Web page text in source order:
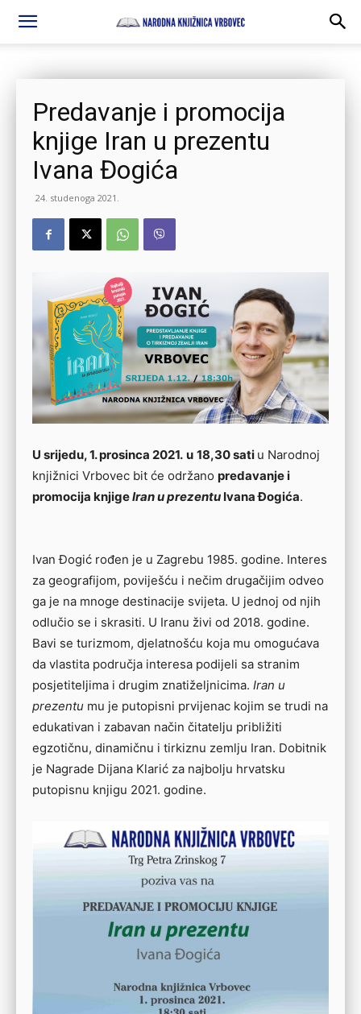
Predavanje i promocija
knjige Iran u prezentu
Ivana Đogića
24. studenoga 2021.
U srijedu, 1. prosinca 2021. u 18,30 sati u Narodnoj
knjižnici Vrbovec bit će održano predavanje i
promocija knjigeIran u prezentu Ivana Đogića.
Ivan Đogić rođen je u Zagrebu 1985. godine. Interes
za geografijom, poviješću i nečim drugačijim odveo
ga je na mnoge destinacije svijeta. U jednoj od njih
odlučio se i skrasiti. U Iranu živi od 2018. godine.
Bavi se turizmom, djelatnošću koja mu omogućava
da vlastita područja interesa podijeli sa stranim
posjetiteljima i drugim znatiželjnicima. Iran u
prezentu mu je putopisni prvijenac kojim se trudi na
edukativan i zabavan način čitatelju približiti
egzotičnu, dinamičnu i tirkiznu zemlju Iran. Dobitnik
je Nagrade Dijana Klarić za najbolju hrvatsku
putopisnu knjigu 2021. godine.